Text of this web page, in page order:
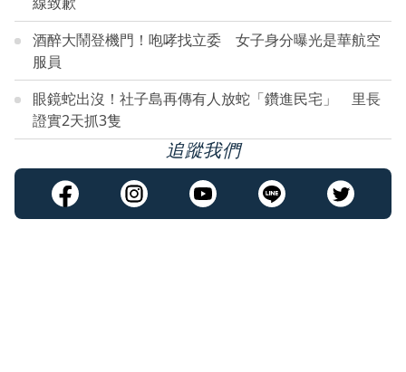
酒醉大鬧登機門！咆哮找立委 女子身分曝光是華航空
服員
眼鏡蛇出沒！社子島再傳有人放蛇「鑽進民宅」 里長
證實2天抓3隻
追蹤我們